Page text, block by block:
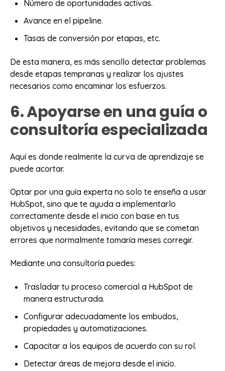
Número de oportunidades activas.
Avance en el pipeline.
Tasas de conversión por etapas, etc.
De esta manera, es más sencillo detectar problemas
desde etapas tempranas y realizar los ajustes
necesarios como encaminar los esfuerzos.
6. Apoyarse en una guía o
consultoría especializada
Aquí es donde realmente la curva de aprendizaje se
puede acortar.
Optar por una guía experta no solo te enseña a usar
HubSpot, sino que te ayuda a implementarlo
correctamente desde el inicio con base en tus
objetivos y necesidades, evitando que se cometan
errores que normalmente tomaría meses corregir.
Mediante una consultoría puedes:
Trasladar tu proceso comercial a HubSpot de
manera estructurada.
Configurar adecuadamente los embudos,
propiedades y automatizaciones.
Capacitar a los equipos de acuerdo con su rol.
Detectar áreas de mejora desde el inicio.